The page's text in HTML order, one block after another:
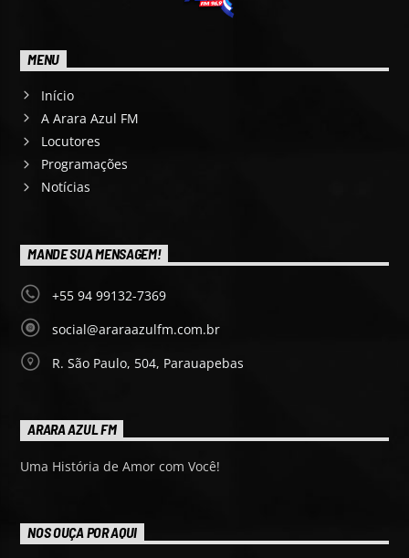
MENU
Início
A Arara Azul FM
Locutores
Programações
Notícias
MANDE SUA MENSAGEM!
+55 94 99132-7369
social@araraazulfm.com.br
R. São Paulo, 504, Parauapebas
ARARA AZUL FM
Uma História de Amor com Você!
NOS OUÇA POR AQUI